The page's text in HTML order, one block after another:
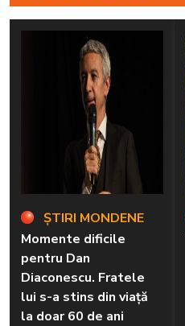
ȘTIRI MONDENE
Momente dificile
pentru Dan
Diaconescu. Fratele
lui s-a stins din viață
la doar 60 de ani